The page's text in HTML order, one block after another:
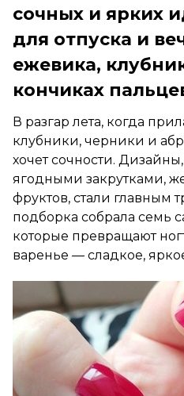
сочных и ярких
для отпуска и
ежевика,
кончиках
В разгар лета, когда
клубники, черники и
хочет сочности.
ягодными закрутками,
фруктов, стали главным
подборка собрала семь
которые превращают
варенье — сладкое,